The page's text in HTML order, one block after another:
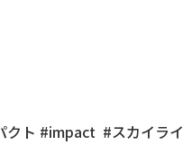
クト #impact #スカイライ